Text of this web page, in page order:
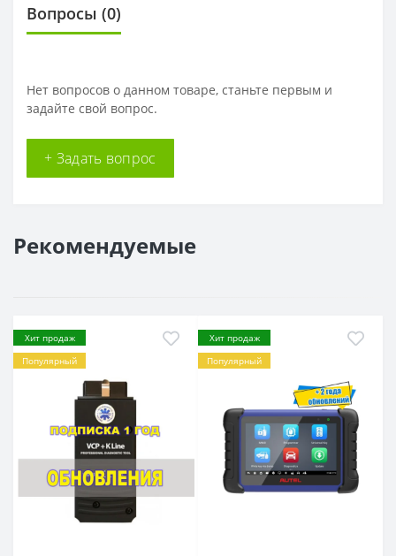
Вопросы (0)
Нет вопросов о данном товаре, станьте первым и
задайте свой вопрос.
+ Задать вопрос
Рекомендуемые
Хит продаж
Популярный
Хит продаж
Популярный